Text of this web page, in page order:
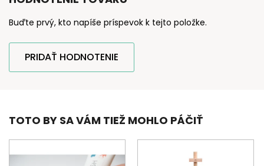
Buďte prvý, kto napíše príspevok k tejto položke.
PRIDAŤ HODNOTENIE
TOTO BY SA VÁM TIEŽ MOHLO PÁČIŤ